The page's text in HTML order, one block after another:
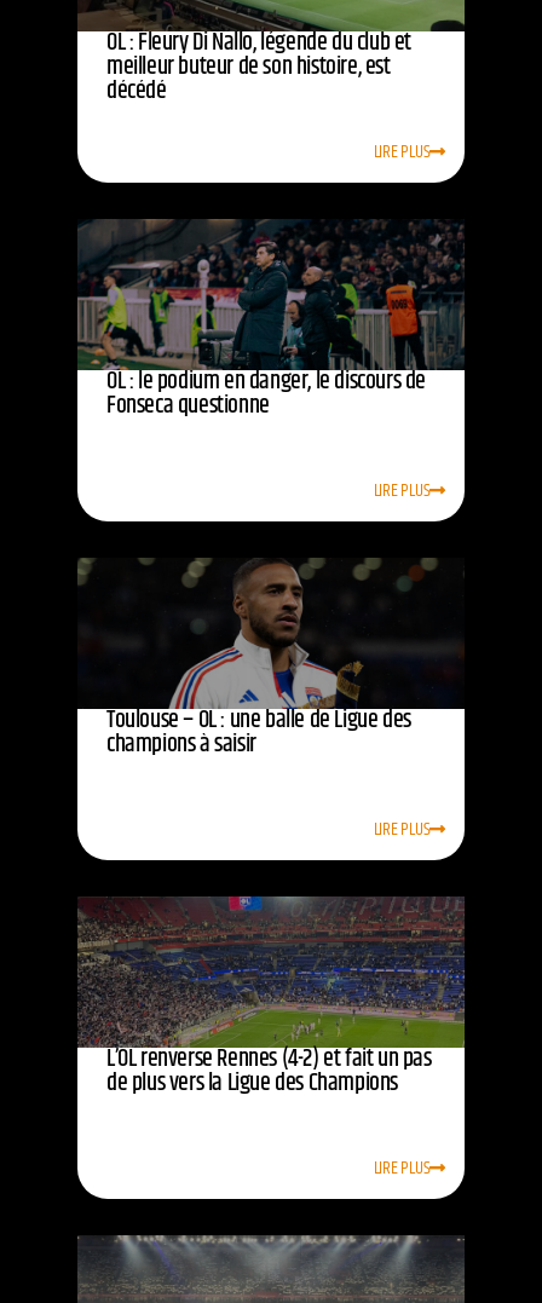
OL : Fleury Di Nallo, légende du club et
meilleur buteur de son histoire, est
décédé
LIRE PLUS
OL : le podium en danger, le discours de
Fonseca questionne
LIRE PLUS
Toulouse – OL : une balle de Ligue des
champions à saisir
LIRE PLUS
L’OL renverse Rennes (4-2) et fait un pas
de plus vers la Ligue des Champions
LIRE PLUS